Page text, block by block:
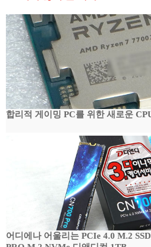
합리적 게이밍 PC를 위한 새로운
어디에나 어울리는 PCIe 4.0 M.2